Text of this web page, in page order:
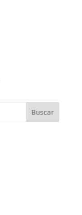
Buscar